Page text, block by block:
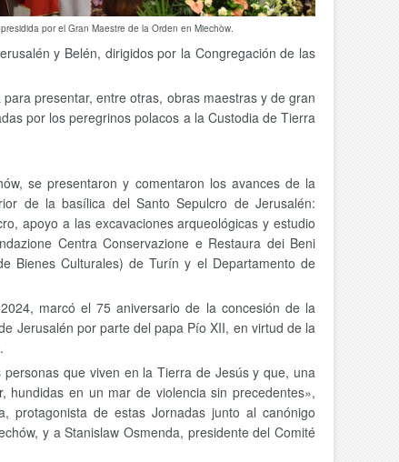
por el Gran Maestre de la Orden en Miechòw.
y Belén, dirigidos por la Congregación de las
presentar, entre otras, obras maestras y de gran
por los peregrinos polacos a la Custodia de Tierra
se presentaron y comentaron los avances de la
de la basílica del Santo Sepulcro de Jerusalén:
apoyo a las excavaciones arqueológicas y estudio
Centra Conservazione e Restaura dei Beni
Bienes Culturales) de Turín y el Departamento de
marcó el 75 aniversario de la concesión de la
Jerusalén por parte del papa Pío XII, en virtud de la
que viven en la Tierra de Jesús y que, una
en un mar de violencia sin precedentes»,
protagonista de estas Jornadas junto al canónigo
y a Stanislaw Osmenda, presidente del Comité